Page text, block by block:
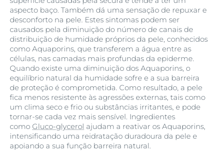
aspecto baço. Também dá uma sensação de repuxar e
desconforto na pele. Estes sintomas podem ser
causados pela diminuição do número de canais de
distribuição de humidade próprios da pele, conhecidos
como Aquaporins, que transferem a água entre as
células, nas camadas mais profundas da epiderme.
Quando existe uma diminuição dos Aquaporins, o
equilíbrio natural da humidade sofre e a sua barreira
de proteção é comprometida. Como resultado, a pele
fica menos resistente às agressões externas, tais como
um clima seco e frio ou substâncias irritantes, e pode
tornar-se cada vez mais sensível. Ingredientes
como Gluco-glycerol ajudam a reativar os Aquaporins,
intensificando uma reidratação duradoura da pele e
apoiando a sua função barreira natural.